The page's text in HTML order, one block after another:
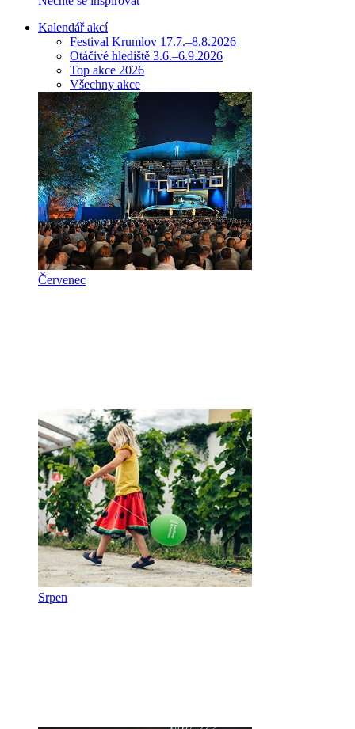
Kalendář akcí
Festival Krumlov 17.7.–8.8.2026
Otáčivé hlediště 3.6.–6.9.2026
Top akce 2026
Všechny akce
Červenec
Srpen